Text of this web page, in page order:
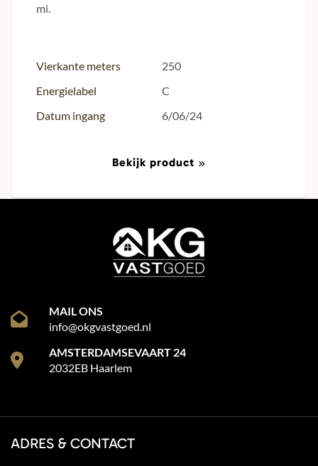
mi.
Bekijk product
Vierkante meters
250
Energielabel
C
Datum ingang
6/06/24
MAIL ONS
info@okgvastgoed.nl
AMSTERDAMSEVAART 24
2032EB Haarlem
ADRES & CONTACT